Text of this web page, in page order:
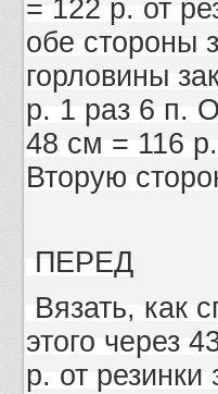
= 122 р. от
обе стороны
горловины
р. 1 раз 6 п.
48 cм = 116
Вторую
ПЕРЕД
Вязать, как
этого через
р. от резинки